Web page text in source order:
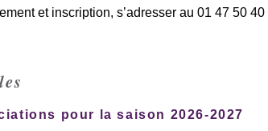
et inscription, s’adresser au 01 47 50 40
pour la saison 2026-2027